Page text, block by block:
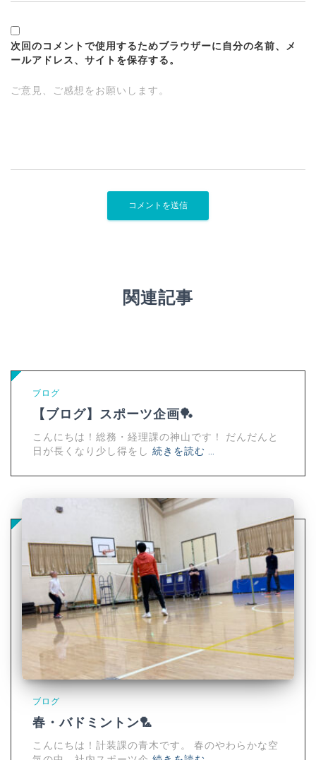
次回のコメントで使用するためブラウザーに自分の名前、メ
ールアドレス、サイトを保存する。
ご意見、ご感想をお願いします。
関連記事
ブログ
【ブログ】スポーツ企画🏓
こんにちは！総務・経理課の神山です！ だんだんと
日が長くなり少し得をし 続きを読む …
ブログ
春・バドミントン🏸
こんにちは！計装課の青木です。 春のやわらかな空